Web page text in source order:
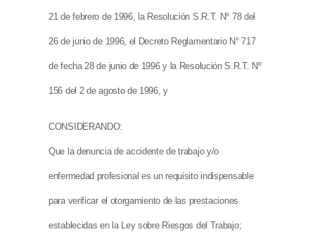
21 de febrero de 1996, la Resolución S.R.T. Nº 78 del
26 de junio de 1996, el Decreto Reglamentario N° 717
de fecha 28 de junio de 1996 y la Resolución S.R.T. Nº
156 del 2 de agosto de 1996, y
CONSIDERANDO:
Que la denuncia de accidente de trabajo y/o
enfermedad profesional es un requisito indispensable
para verificar el otorgamiento de las prestaciones
establecidas en la Ley sobre Riesgos del Trabajo;